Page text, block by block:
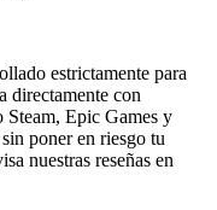
estrictamente para
directamente con
Steam, Epic Games y
poner en riesgo tu
nuestras reseñas en